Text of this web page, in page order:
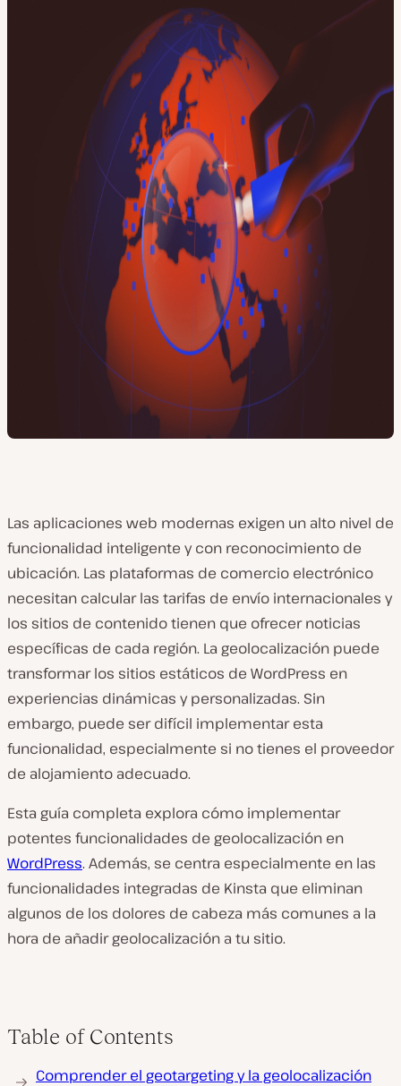
Las aplicaciones web modernas exigen un alto nivel de
funcionalidad inteligente y con reconocimiento de
ubicación. Las plataformas de comercio electrónico
necesitan calcular las tarifas de envío internacionales y
los sitios de contenido tienen que ofrecer noticias
específicas de cada región. La geolocalización puede
transformar los sitios estáticos de WordPress en
experiencias dinámicas y personalizadas. Sin
embargo, puede ser difícil implementar esta
funcionalidad, especialmente si no tienes el proveedor
de alojamiento adecuado.
Esta guía completa explora cómo implementar
potentes funcionalidades de geolocalización en
WordPress. Además, se centra especialmente en las
funcionalidades integradas de Kinsta que eliminan
algunos de los dolores de cabeza más comunes a la
hora de añadir geolocalización a tu sitio.
Table of Contents
Comprender el geotargeting y la geolocalización